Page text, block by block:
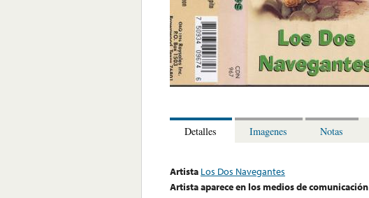
Detalles Imagenes Notas
Artista Los Dos Navegantes
Artista aparece en los medios de comunicación